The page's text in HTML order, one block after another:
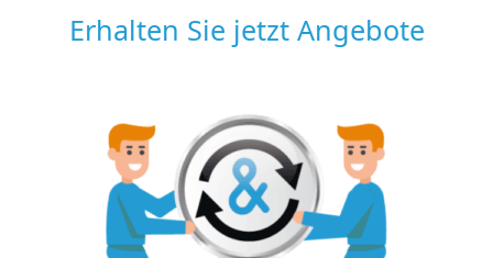
Erhalten Sie jetzt Angebote